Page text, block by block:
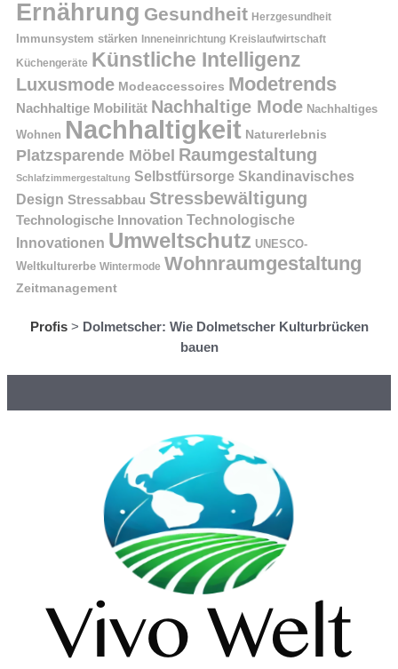
Ernährung Gesundheit Herzgesundheit
Immunsystem stärken Inneneinrichtung Kreislaufwirtschaft
Küchengeräte Künstliche Intelligenz
Luxusmode Modeaccessoires Modetrends
Nachhaltige Mobilität Nachhaltige Mode Nachhaltiges
Wohnen Nachhaltigkeit Naturerlebnis
Platzsparende Möbel Raumgestaltung
Schlafzimmergestaltung Selbstfürsorge Skandinavisches
Design Stressabbau Stressbewältigung
Technologische Innovation Technologische
Innovationen Umweltschutz UNESCO-
Weltkulturerbe Wintermode Wohnraumgestaltung
Zeitmanagement
Profis> Dolmetscher: Wie Dolmetscher Kulturbrücken
bauen